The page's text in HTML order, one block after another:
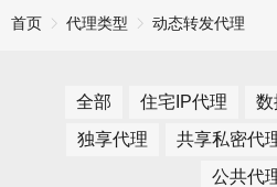
首页 代理类型 动态转发代理
全部 住宅IP代理
数
独享代理
共享私密代
公共代